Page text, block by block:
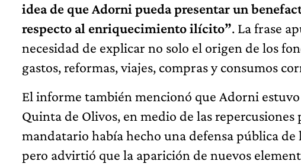
idea de que Adorni pueda presentar un
respecto al enriquecimiento ilícito”. La frase
necesidad de explicar no solo el origen de los
gastos, reformas, viajes, compras y consumos
El informe también mencionó que Adorni
Quinta de Olivos, en medio de las
mandatario había hecho una defensa pública
pero advirtió que la aparición de nuevos